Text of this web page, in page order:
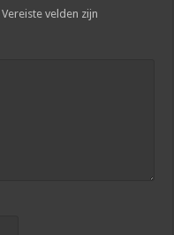
Vereiste velden zijn